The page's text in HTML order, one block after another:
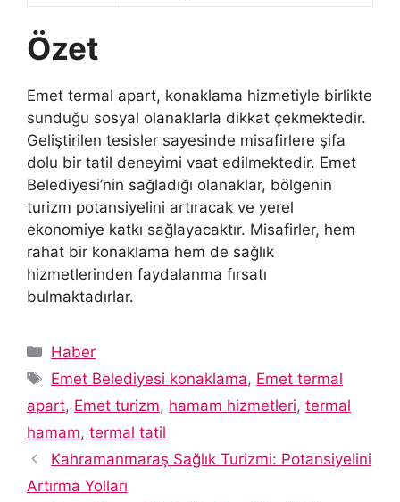
Özet
Emet termal apart, konaklama hizmetiyle birlikte
sunduğu sosyal olanaklarla dikkat çekmektedir.
Geliştirilen tesisler sayesinde misafirlere şifa
dolu bir tatil deneyimi vaat edilmektedir. Emet
Belediyesi’nin sağladığı olanaklar, bölgenin
turizm potansiyelini artıracak ve yerel
ekonomiye katkı sağlayacaktır. Misafirler, hem
rahat bir konaklama hem de sağlık
hizmetlerinden faydalanma fırsatı
bulmaktadırlar.
Kategoriler
Haber
Etiketler
Emet Belediyesi konaklama, Emet termal
apart, Emet turizm, hamam hizmetleri, termal
hamam, termal tatil
Kahramanmaraş Sağlık Turizmi: Potansiyelini
Artırma Yolları